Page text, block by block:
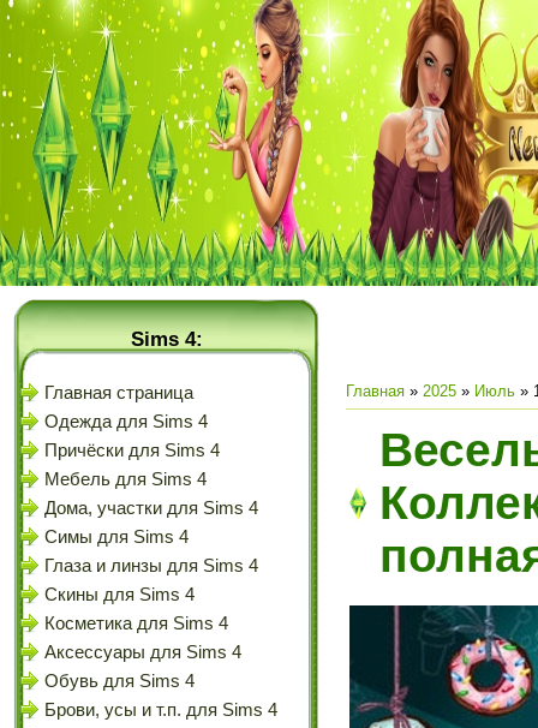
Sims 4:
Главная страница
Одежда для Sims 4
Причёски для Sims 4
Мебель для Sims 4
Дома, участки для Sims 4
Симы для Sims 4
Глаза и линзы для Sims 4
Скины для Sims 4
Косметика для Sims 4
Аксессуары для Sims 4
Обувь для Sims 4
Брови, усы и т.п. для Sims 4
Главная » 2025 » Июль »